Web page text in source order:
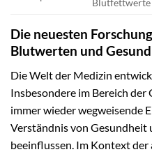
Blutfettwerte
Die neuesten
Blutwerten und
Die Welt der Medizin
Insbesondere im Bereich
immer wieder wegweisende
Verständnis von
beeinflussen. Im Kontext der